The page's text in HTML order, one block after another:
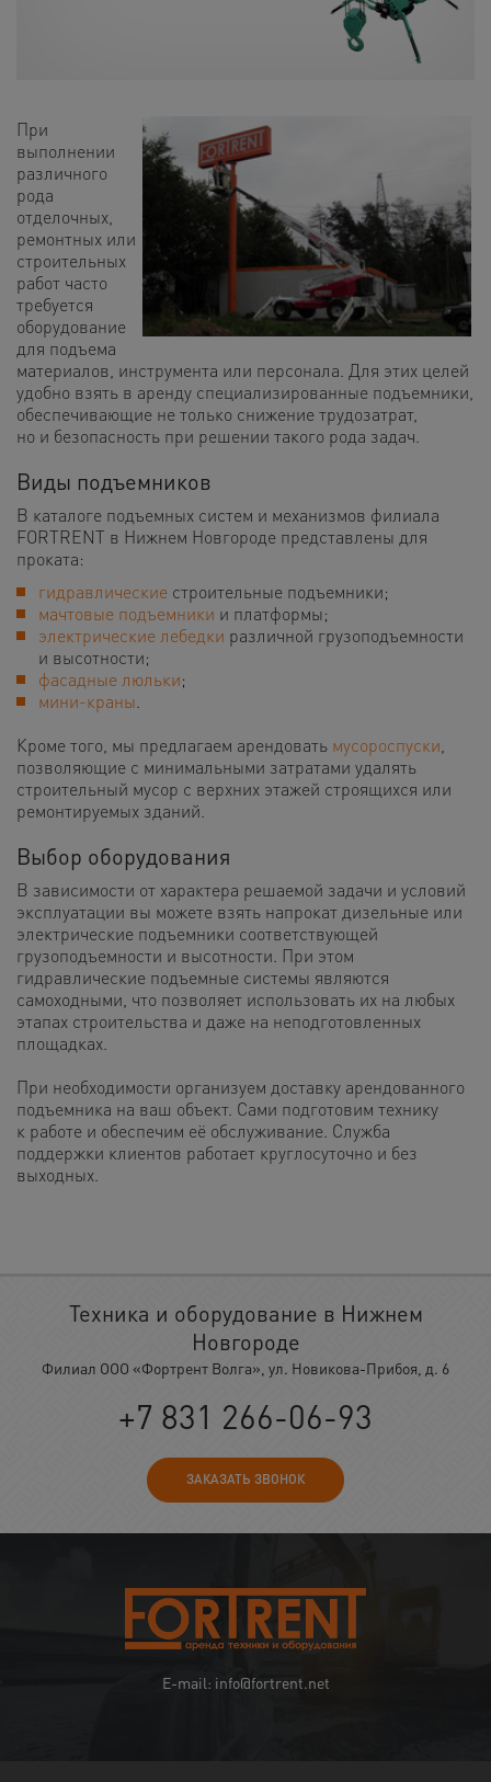
При
выполнении
различного
рода
отделочных,
ремонтных или
строительных
работ часто
требуется
оборудование
для подъема
материалов, инструмента или персонала. Для этих целей
удобно взять в аренду специализированные подъемники,
обеспечивающие не только снижение трудозатрат,
но и безопасность при решении такого рода задач.
Виды подъемников
В каталоге подъемных систем и механизмов филиала
FORTRENT в Нижнем Новгороде представлены для
проката:
гидравлические строительные подъемники;
мачтовые подъемники и платформы;
электрические лебедки различной грузоподъемности
и высотности;
фасадные люльки;
мини-краны
Кроме того, мы предлагаем арендовать мусороспуски
позволяющие с минимальными затратами удалять
строительный мусор с верхних этажей строящихся или
ремонтируемых зданий.
Выбор оборудования
В зависимости от характера решаемой задачи и условий
эксплуатации вы можете взять напрокат дизельные или
электрические подъемники соответствующей
грузоподъемности и высотности. При этом
гидравлические подъемные системы являются
самоходными, что позволяет использовать их на любых
этапах строительства и даже на неподготовленных
площадках.
При необходимости организуем доставку арендованного
подъемника на ваш объект. Сами подготовим технику
к работе и обеспечим её обслуживание. Служба
поддержки клиентов работает круглосуточно и без
выходных.
Техника и оборудование в Нижнем
Новгороде
Филиал ООО «Фортрент Волга», ул. Новикова-Прибоя, д. 6
+7 831 266-06-93
ЗАКАЗАТЬ ЗВОНОК
E-mail: info@fortrent.net